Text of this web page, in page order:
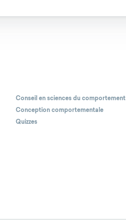
Conseil en sciences du comportement
Conception comportementale
Quizzes